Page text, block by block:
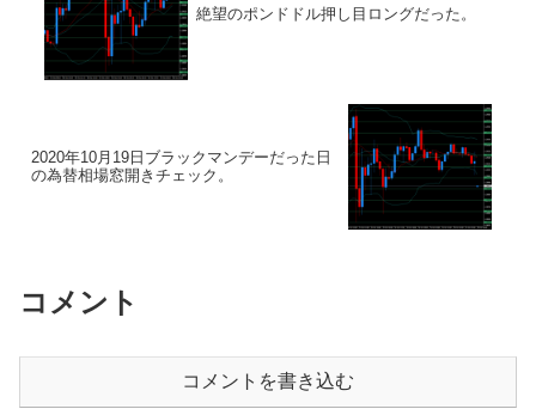
絶望のポンドドル押し目ロングだった。
2020年10月19日ブラックマンデーだった日
の為替相場窓開きチェック。
コメント
コメントを書き込む